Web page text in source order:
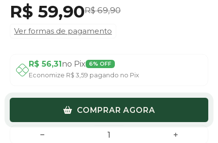
Preço
promocional
R$ 59,90Preço
R$ 69,90
Ver formas de pagamento
R$ 56,31no Pix 6% OFF
Economize R$ 3,59 pagando no Pix
COMPRAR AGORA